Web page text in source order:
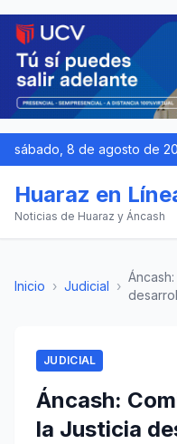
sábado, 8 de agosto de
Huaraz en
Noticias de Huaraz y Áncash
Inicio › Judicial ›
JUDICIAL
Áncash:
la Justicia